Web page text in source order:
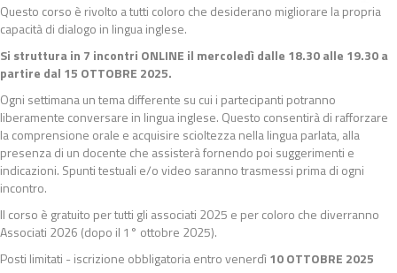
Questo corso è rivolto a tutti coloro che desiderano migliorare la propria
capacità di dialogo in lingua inglese.
Si struttura in 7 incontri ONLINE il mercoledì dalle 18.30 alle 19.30 a
partire dal 15 OTTOBRE 2025.
Ogni settimana un tema differente su cui i partecipanti potranno
liberamente conversare in lingua inglese. Questo consentirà di rafforzare
la comprensione orale e acquisire scioltezza nella lingua parlata, alla
presenza di un docente che assisterà fornendo poi suggerimenti e
indicazioni. Spunti testuali e/o video saranno trasmessi prima di ogni
incontro.
Il corso è gratuito per tutti gli associati 2025 e per coloro che diverranno
Associati 2026 (dopo il 1° ottobre 2025).
Posti limitati - iscrizione obbligatoria entro venerdì10 OTTOBRE 2025